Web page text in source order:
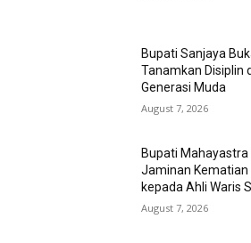
Bupati Sanjaya
Tanamkan Disiplin
Generasi Muda
August 7, 2026
Bupati
Jaminan Kematian
kepada Ahli Waris
August 7, 2026